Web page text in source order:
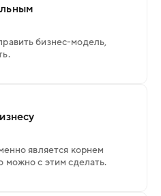
бизнес-модель,
является корнем
можно с этим сделать.